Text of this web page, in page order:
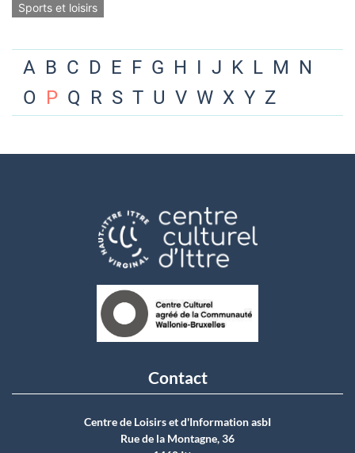
Sports et loisirs
A B C D E F G H I J K L M N
O P Q R S T U V W X Y Z
Contact
Centre de Loisirs et d'Information asbI
Rue de la Montagne, 36